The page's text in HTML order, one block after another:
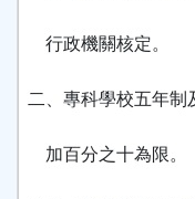
行政機關核定。
二、專科學校五年
加百分之十為限。